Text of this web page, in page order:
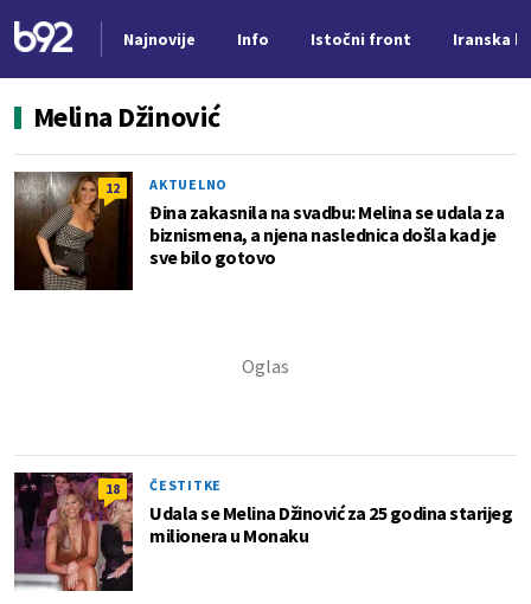
Najnovije Info Istočni front Iranska
Melina Džinović
12 AKTUELNO
Đina zakasnila na svadbu: Melina se udala za
biznismena, a njena naslednica došla kad je
sve bilo gotovo
18 ČESTITKE
Udala se Melina Džinović za 25 godina starijeg
milionera u Monaku